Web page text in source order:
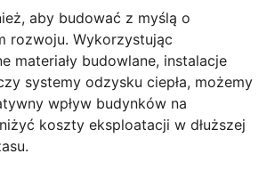
aby budować z myślą o
rozwoju. Wykorzystując
materiały budowlane, instalacje
systemy odzysku ciepła, możemy
wpływ budynków na
koszty eksploatacji w dłuższej